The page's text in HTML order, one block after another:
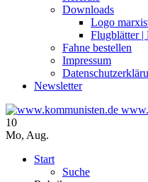
Downloads
Logo
Flugblätter |
Fahne bestellen
Impressum
Newsletter
10
Mo, Aug.
Start
Suche